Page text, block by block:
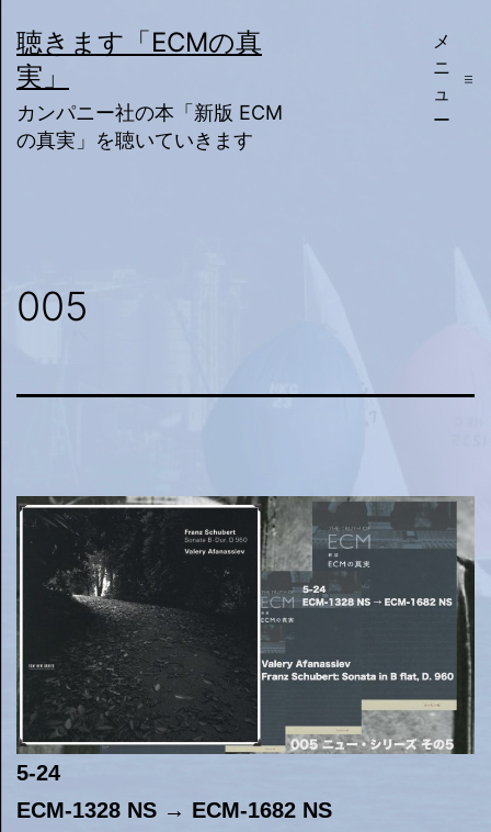
ン
テ
ン
ッ
聴きます「ECMの真
実」
カンパニー社の本「新版 ECM
の真実」を聴いていきます
メ
ニ
ュ
ー
005
5-24
ECM-1328 NS → ECM-1682 NS